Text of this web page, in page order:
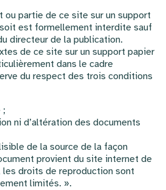
ou partie de ce site sur un support
est formellement interdite sauf
directeur de la publication.
de ce site sur un support papier
dans le cadre
du respect des trois conditions
;
ni d’altération des documents
de la source de la façon
provient du site internet de
les droits de reproduction sont
limités. ».